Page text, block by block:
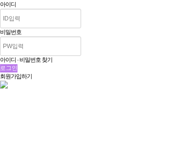
아이디
비밀번호
아이디 · 비밀번호 찾기
회원가입하기